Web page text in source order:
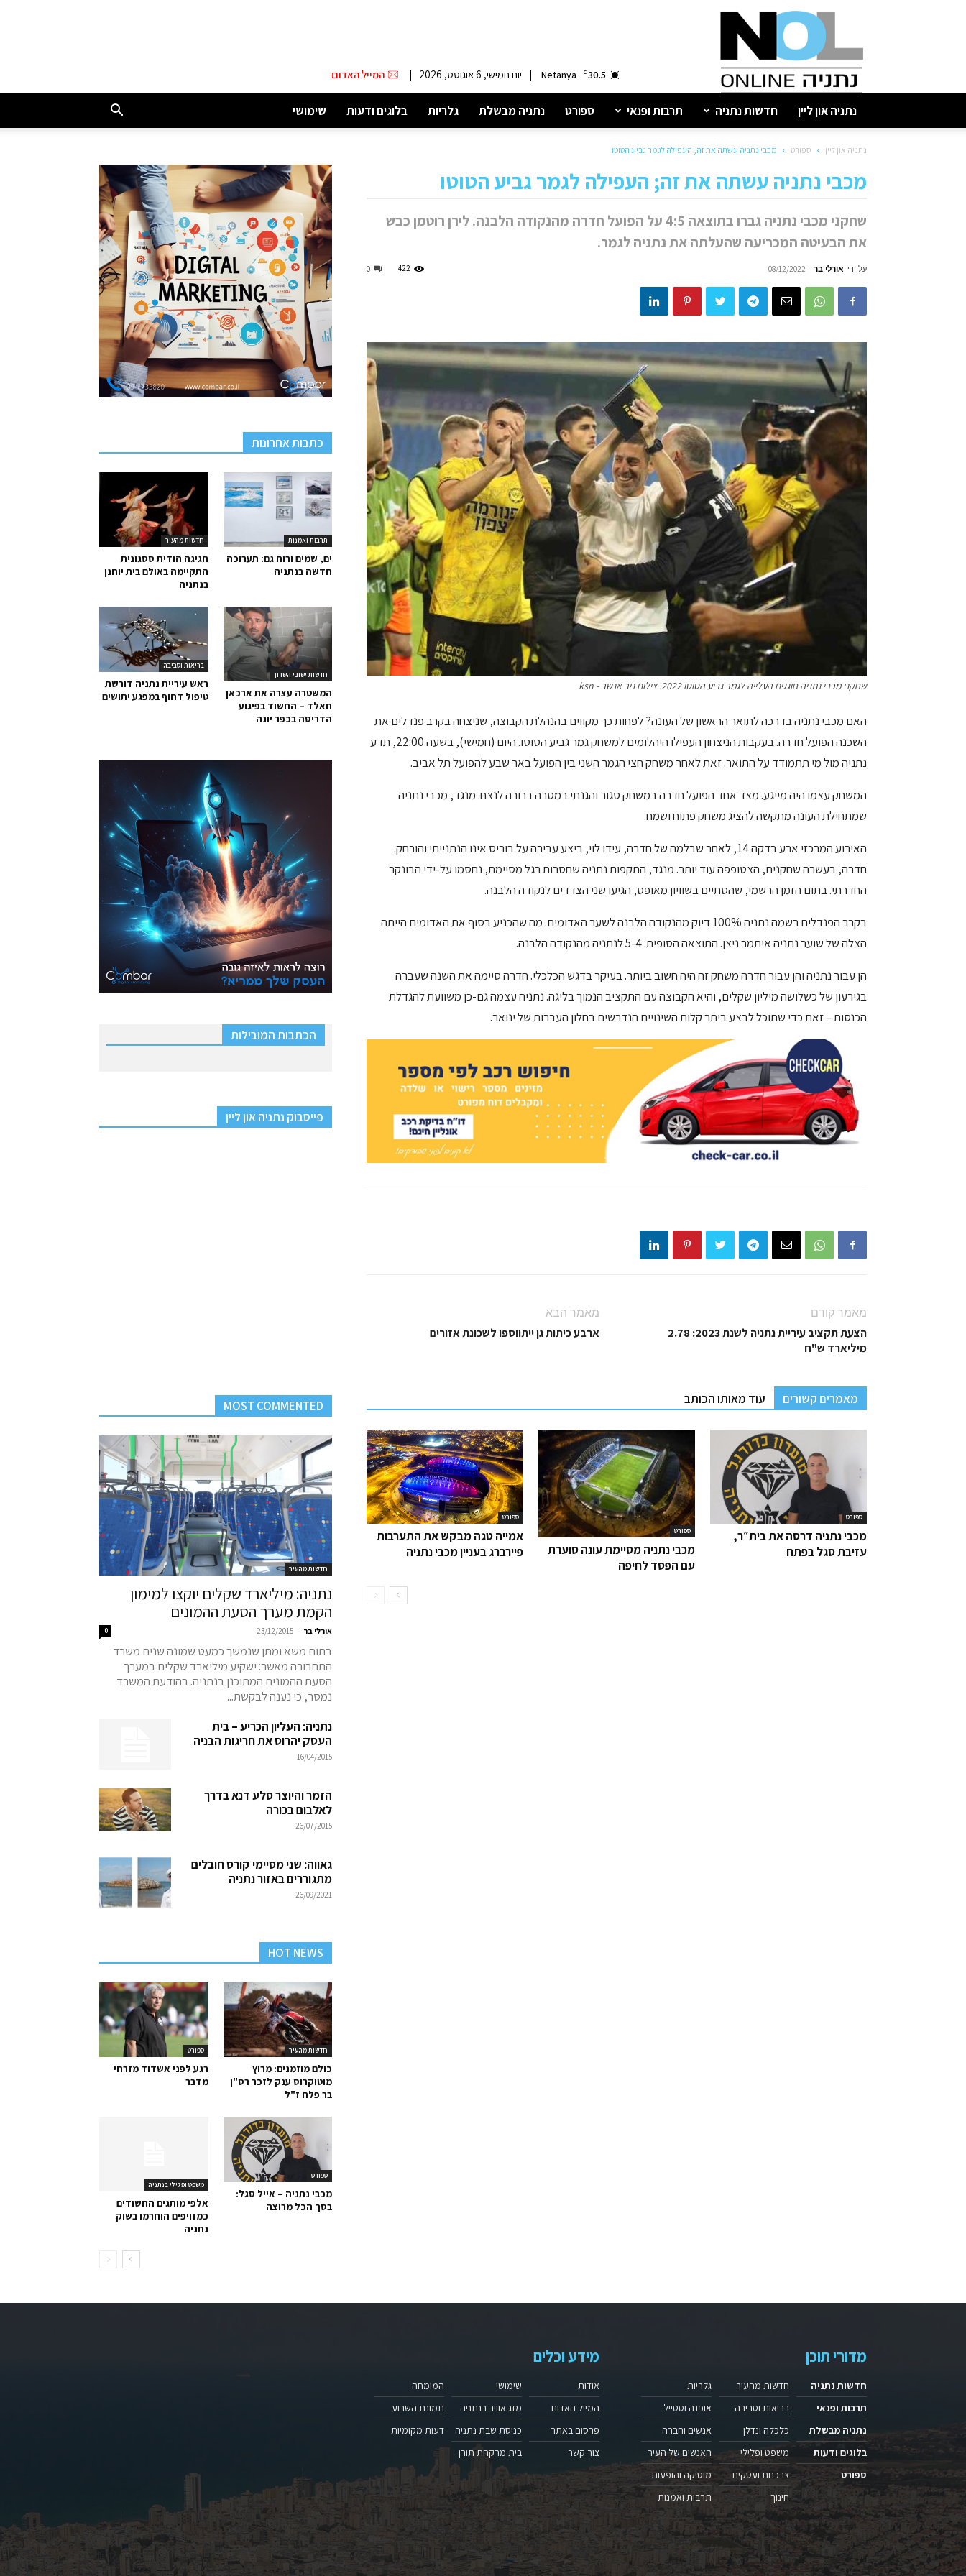
נתניה
30.5
C
Netanya
| יום חמישי, 6 אוגוסט, 2026 | המייל האדום
נתניה און ליין חדשות נתניה תרבות ופנאי ספורט נתניה מבשלת גלריות בלוגים ודעות שימושי
נתניה און ליין ספורט מכבי נתניה עשתה את זה; העפילה לגמר גביע הטוטו
מכבי נתניה עשתה את זה; העפילה לגמר גביע הטוטו
שחקני מכבי נתניה גברו בתוצאה 4:5 על הפועל חדרה מהנקודה הלבנה. לירן רוטמן כבש
את הבעיטה המכריעה שהעלתה את נתניה לגמר.
על ידי אורלי בר -
08/12/2022
0 422
שחקני מכבי נתניה חוגגים העלייה לגמר גביע הטוטו 2022. צילום ניר אנשר - ksn
האם מכבי נתניה בדרכה לתואר הראשון של העונה? לפחות כך מקווים בהנהלת הקבוצה, שניצחה בקרב פנדלים את
השכנה הפועל חדרה. בעקבות הניצחון העפילו היהלומים למשחק גמר גביע הטוטו. היום (חמישי), בשעה 22:00, תדע
נתניה מול מי תתמודד על התואר. זאת לאחר משחק חצי הגמר השני בין הפועל באר שבע להפועל תל אביב.
המשחק עצמו היה מייגע. מצד אחד הפועל חדרה במשחק סגור והגנתי במטרה ברורה לנצח. מנגד, מכבי נתניה
שמתחילת העונה מתקשה להציג משחק פתוח ושמח.
האירוע המרכזי ארע בדקה 14, לאחר שבלמה של חדרה, עידו לוי, ביצע עבירה על בוריס אינו הנתנייתי והורחק.
חדרה, בעשרה שחקנים, הצטופפה עוד יותר. מנגד, התקפות נתניה שחסרות רגל מסיימת, נחסמו על-ידי הבונקר
החדרתי. בתום הזמן הרשמי, שהסתיים בשוויון מאופס, הגיעו שני הצדדים לנקודה הלבנה.
בקרב הפנדלים רשמה נתניה 100% דיוק מהנקודה הלבנה לשער האדומים. מה שהכניע בסוף את האדומים הייתה
הצלה של שוער נתניה איתמר ניצן. התוצאה הסופית: 5-4 לנתניה מהנקודה הלבנה.
הן עבור נתניה והן עבור חדרה משחק זה היה חשוב ביותר. בעיקר בדגש הכלכלי. חדרה סיימה את השנה שעברה
בגירעון של כשלושה מיליון שקלים, והיא הקבוצה עם התקציב הנמוך בליגה. נתניה עצמה גם-כן משוועת להגדלת
הכנסות – זאת כדי שתוכל לבצע ביתר קלות השינויים הנדרשים בחלון העברות של ינואר.
מאמר קודם
הצעת תקציב עיריית נתניה לשנת 2023: 2.78
מיליארד ש"ח
מאמר הבא
ארבע כיתות גן ייתווספו לשכונת אזורים
מאמרים קשורים עוד מאותו הכותב
ספורט
אמייה טגה מבקש את התערבות
פיירברג בעניין מכבי נתניה
ספורט
מכבי נתניה מסיימת עונה סוערת
עם הפסד לחיפה
ספורט
מכבי נתניה דרסה את בית״ר,
עזיבת סגל בפתח
כתבות אחרונות
חדשות מהעיר
חגיגה הודית ססגונית
התקיימה באולם בית יוחנן
בנתניה
תרבות ואמנות
ים, שמים ורוח גם: תערוכה
חדשה בנתניה
בריאות וסביבה
ראש עיריית נתניה דורשת
טיפול דחוף במפגע יתושים
חדשות ישובי השרון
המשטרה עצרה את ארכאן
חאלד – החשוד בפיגוע
הדריסה בכפר יונה
הכתבות המובילות
פייסבוק נתניה און ליין
MOST COMMENTED
חדשות מהעיר
נתניה: מיליארד שקלים יוקצו למימון
הקמת מערך הסעת ההמונים
אורלי בר -
23/12/2015
0
בתום משא ומתן שנמשך כמעט שמונה שנים משרד
התחבורה מאשר: ישקיע מיליארד שקלים במערך
הסעת ההמונים המתוכנן בנתניה. בהודעת המשרד
נמסר, כי נענה לבקשת...
נתניה: העליון הכריע – בית
העסק יהרוס את חריגות הבניה
16/04/2015
הזמר והיוצר סלע דנא בדרך
לאלבום בכורה
26/07/2015
גאווה: שני מסיימי קורס חובלים
מתגוררים באזור נתניה
26/09/2021
HOT NEWS
ספורט
רגע לפני אשדוד מזרחי
מדבר
חדשות מהעיר
כולם מוזמנים: מרוץ
מוטוקרוס ענק לזכר רס"ן
בר פלח ז"ל
משפט ופלילי בנתניה
אלפי מותגים החשודים
כמזויפים הוחרמו בשוק
נתניה
ספורט
מכבי נתניה – אייל סגל:
בסך הכל מרוצה
מדורי תוכן
חדשות נתניה
תרבות ופנאי
נתניה מבשלת
בלוגים ודעות
ספורט
חדשות מהעיר
בריאות וסביבה
כלכלה ונדלן
משפט ופלילי
צרכנות ועסקים
חינוך
גלריות
אופנה וסטייל
אנשים וחברה
האנשים של העיר
מוסיקה והופעות
תרבות ואמנות
מידע וכלים
אודות
המייל האדום
פרסום באתר
צור קשר
שימושי
מזג אוויר בנתניה
כניסת שבת נתניה
בית מרקחת תורן
המומחה
תמונת השבוע
דעות מקומיות